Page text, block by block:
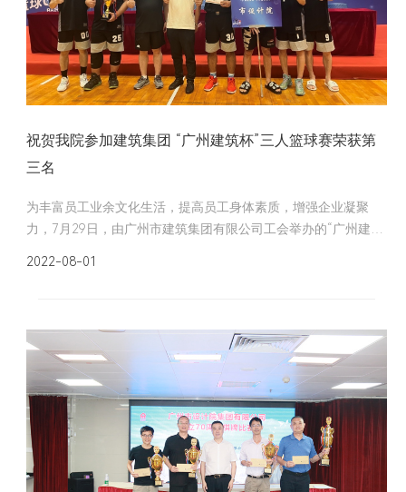
祝贺我院参加建筑集团 “广州建筑杯”三人篮球赛荣获第
三名
为丰富员工业余文化生活，提高员工身体素质，增强企业凝聚
力，7月29日，由广州市建筑集团有限公司工会举办的“广州建筑
2022-08-01